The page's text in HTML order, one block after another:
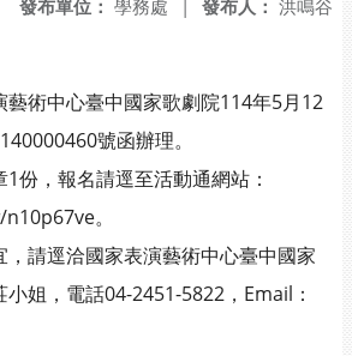
發布人： 洪鳴谷
發布單位： 學務處 |
術中心臺中國家歌劇院114年5月12
號函辦理。
份，報名請逕至活動通網站：
。
請逕洽國家表演藝術中心臺中國家
姐，電話04-2451-5822，Email：